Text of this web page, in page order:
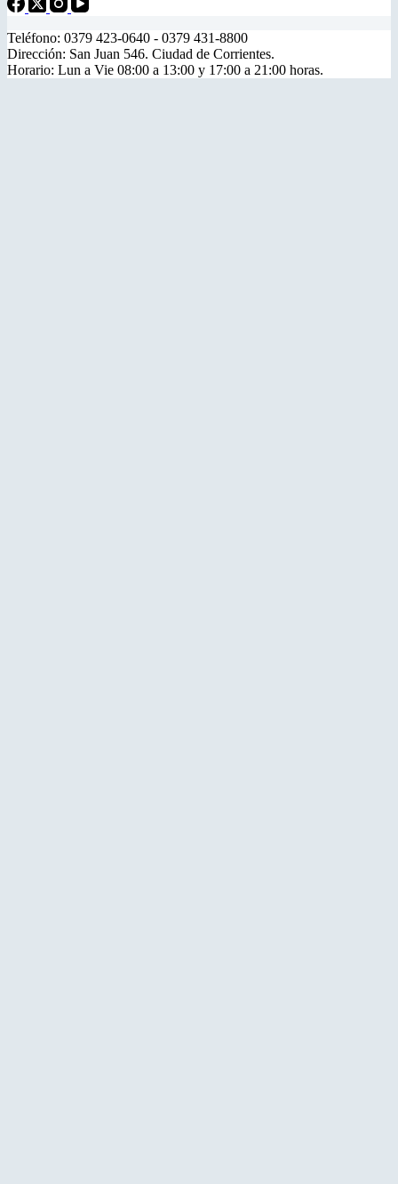
Teléfono: 0379 423-0640 - 0379 431-8800
Dirección: San Juan 546. Ciudad de Corrientes.
Horario: Lun a Vie 08:00 a 13:00 y 17:00 a 21:00 horas.